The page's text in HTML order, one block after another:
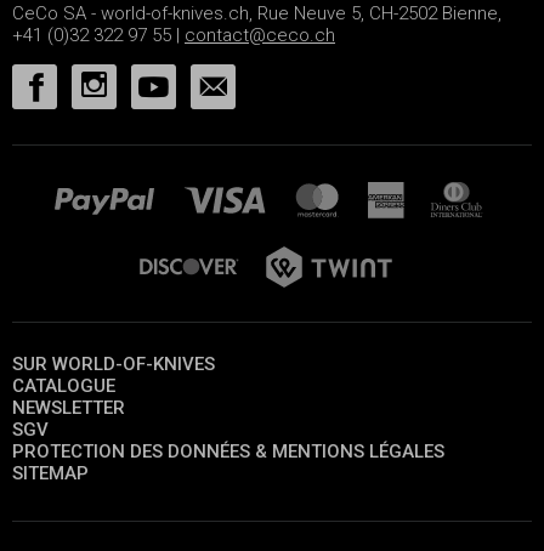
CeCo SA - world-of-knives.ch, Rue Neuve 5, CH-2502 Bienne,
+41 (0)32 322 97 55 | contact@ceco.ch
SUR WORLD-OF-KNIVES
CATALOGUE
NEWSLETTER
SGV
PROTECTION DES DONNÉES & MENTIONS LÉGALES
SITEMAP